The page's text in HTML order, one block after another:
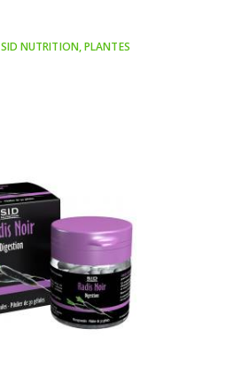
SID NUTRITION,PLANTES